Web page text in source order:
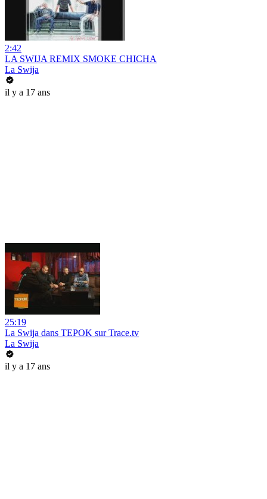
2:42
LA SWIJA REMIX SMOKE CHICHA
La Swija
il y a 17 ans
25:19
La Swija dans TEPOK sur Trace.tv
La Swija
il y a 17 ans